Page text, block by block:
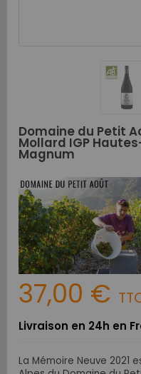
Domaine du Petit
Mollard IGP
Magnum
37,00 €
Livraison en 24h en
La Mémoire Neuve 2021